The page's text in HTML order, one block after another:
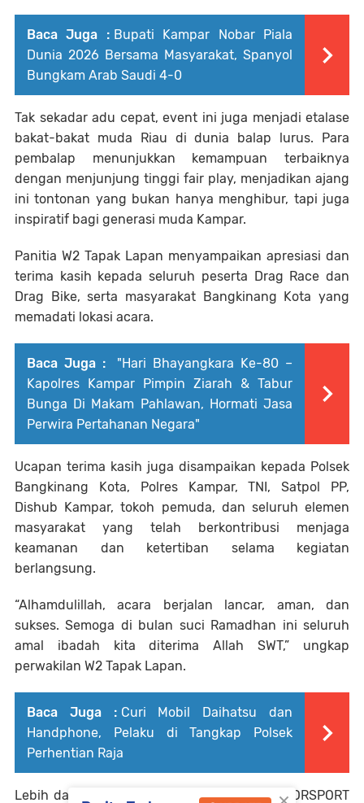
Baca Juga : Bupati Kampar Nobar Piala
Dunia 2026 Bersama Masyarakat, Spanyol
Bungkam Arab Saudi 4-0
Tak sekadar adu cepat, event ini juga menjadi etalase
bakat-bakat muda Riau di dunia balap lurus. Para
pembalap menunjukkan kemampuan terbaiknya
dengan menjunjung tinggi fair play, menjadikan ajang
ini tontonan yang bukan hanya menghibur, tapi juga
inspiratif bagi generasi muda Kampar.
Panitia W2 Tapak Lapan menyampaikan apresiasi dan
terima kasih kepada seluruh peserta Drag Race dan
Drag Bike, serta masyarakat Bangkinang Kota yang
memadati lokasi acara.
Baca Juga :
"Hari Bhayangkara Ke-80 –
Kapolres Kampar Pimpin Ziarah & Tabur
Bunga Di Makam Pahlawan, Hormati Jasa
Perwira Pertahanan Negara"
Ucapan terima kasih juga disampaikan kepada Polsek
Bangkinang Kota, Polres Kampar, TNI, Satpol PP,
Dishub Kampar, tokoh pemuda, dan seluruh elemen
masyarakat yang telah berkontribusi menjaga
keamanan dan ketertiban selama kegiatan
berlangsung.
“Alhamdulillah, acara berjalan lancar, aman, dan
sukses. Semoga di bulan suci Ramadhan ini seluruh
amal ibadah kita diterima Allah SWT,” ungkap
perwakilan W2 Tapak Lapan.
Baca Juga : Curi Mobil Daihatsu dan
Handphone, Pelaku di Tangkap Polsek
Perhentian Raja
Lebih dari sekadar ajang balap, ANOVA MOTORSPORT